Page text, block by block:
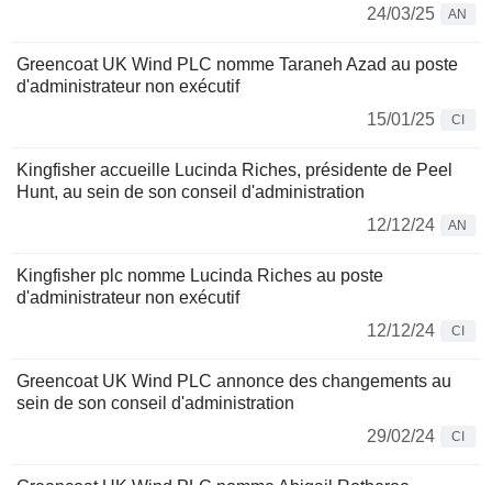
24/03/25
AN
Greencoat UK Wind PLC nomme Taraneh Azad au poste
d'administrateur non exécutif
15/01/25
CI
Kingfisher accueille Lucinda Riches, présidente de Peel
Hunt, au sein de son conseil d'administration
12/12/24
AN
Kingfisher plc nomme Lucinda Riches au poste
d'administrateur non exécutif
12/12/24
CI
Greencoat UK Wind PLC annonce des changements au
sein de son conseil d'administration
29/02/24
CI